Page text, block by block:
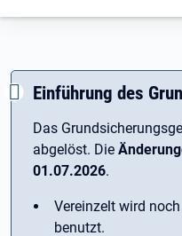
Einführung des
Das
abgelöst. Die
01.07.2026.
Vereinzelt wird
benutzt.